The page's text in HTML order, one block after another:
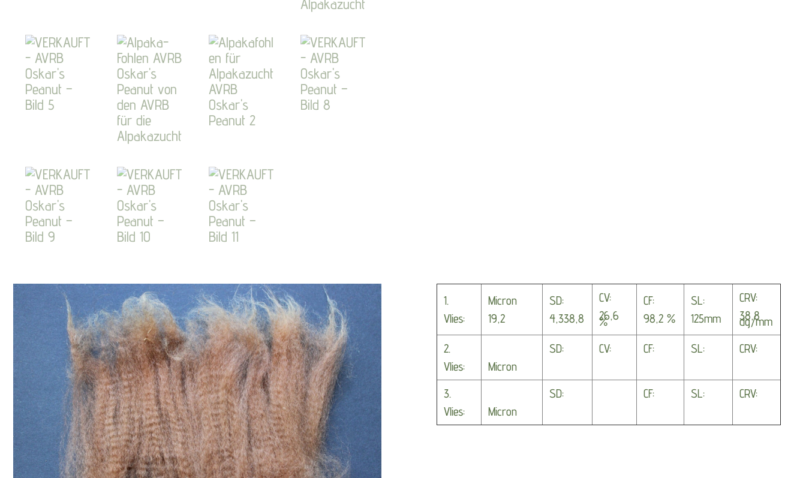
1.
Vlies:
Micron
19,2
SD:
4,338,8
CV:
26,6
%
CF:
98,2 %
SL:
125mm
CRV:
38,8
dg/mm
2.
Vlies:
Micron
SD: CV: CF: SL: CRV:
3.
Vlies:
Micron
SD: CF: SL: CRV: